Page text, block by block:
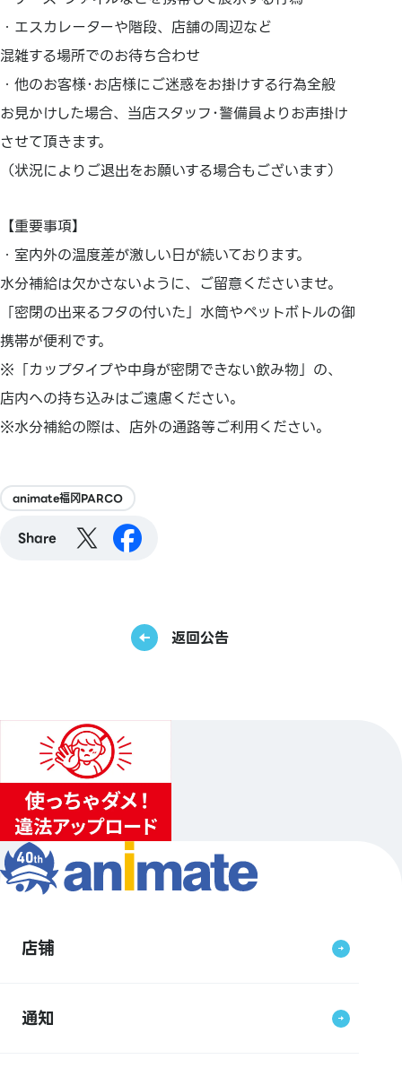
・エスカレーターや階段、店舗の周辺など
混雑する場所でのお待ち合わせ
・他のお客様･お店様にご迷惑をお掛けする行為全般
お見かけした場合、当店スタッフ･警備員よりお声掛け
させて頂きます。
（状況によりご退出をお願いする場合もございます）
【重要事項】
・室内外の温度差が激しい日が続いております。
水分補給は欠かさないように、ご留意くださいませ。
「密閉の出来るフタの付いた」水筒やペットボトルの御
携帯が便利です。
※「カップタイプや中身が密閉できない飲み物」の、
店内への持ち込みはご遠慮ください。
※水分補給の際は、店外の通路等ご利用ください。
animate福冈PARCO
Share
返回公告
店铺
通知